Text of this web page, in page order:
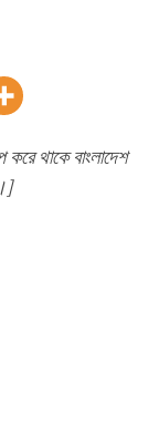
করে থাকে বাংলাদেশ